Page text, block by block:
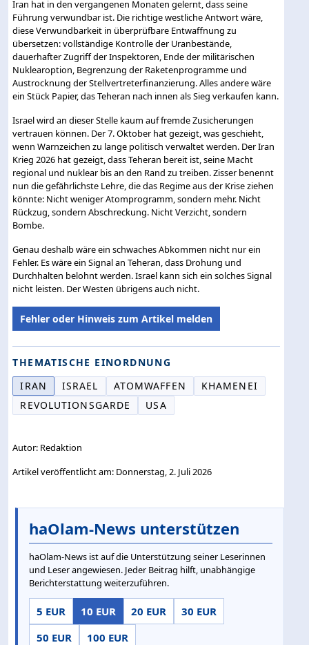
Iran hat in den vergangenen Monaten gelernt, dass seine
Führung verwundbar ist. Die richtige westliche Antwort wäre,
diese Verwundbarkeit in überprüfbare Entwaffnung zu
übersetzen: vollständige Kontrolle der Uranbestände,
dauerhafter Zugriff der Inspektoren, Ende der militärischen
Nuklearoption, Begrenzung der Raketenprogramme und
Austrocknung der Stellvertreterfinanzierung. Alles andere wäre
ein Stück Papier, das Teheran nach innen als Sieg verkaufen kann.
Israel wird an dieser Stelle kaum auf fremde Zusicherungen
vertrauen können. Der 7. Oktober hat gezeigt, was geschieht,
wenn Warnzeichen zu lange politisch verwaltet werden. Der Iran
Krieg 2026 hat gezeigt, dass Teheran bereit ist, seine Macht
regional und nuklear bis an den Rand zu treiben. Zisser benennt
nun die gefährlichste Lehre, die das Regime aus der Krise ziehen
könnte: Nicht weniger Atomprogramm, sondern mehr. Nicht
Rückzug, sondern Abschreckung. Nicht Verzicht, sondern
Bombe.
Genau deshalb wäre ein schwaches Abkommen nicht nur ein
Fehler. Es wäre ein Signal an Teheran, dass Drohung und
Durchhalten belohnt werden. Israel kann sich ein solches Signal
nicht leisten. Der Westen übrigens auch nicht.
Fehler oder Hinweis zum Artikel melden
THEMATISCHE EINORDNUNG
IRAN
ISRAEL ATOMWAFFEN
KHAMENEI
REVOLUTIONSGARDE
USA
Autor: Redaktion
Artikel veröffentlicht am: Donnerstag, 2. Juli 2026
haOlam-News unterstützen
haOlam-News ist auf die Unterstützung seiner Leserinnen
und Leser angewiesen. Jeder Beitrag hilft, unabhängige
Berichterstattung weiterzuführen.
5 EUR 10 EUR 20 EUR
30 EUR
50 EUR
100 EUR